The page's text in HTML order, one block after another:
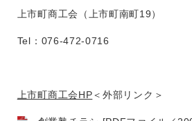
上市町商工会（上市町南町19）
Tel：076-472-0716
上市町商工会HP＜外部リンク＞